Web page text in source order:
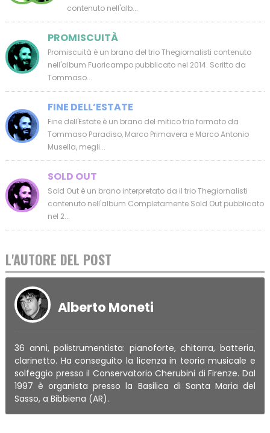
contenuto nell'alb...
PROMISCUITÀ
Promiscuità è un brano del trio Thegiornalisti contenuto
nell'album Fuoricampo pubblicato nel 2014. Scritto da
Tommaso...
FINE DELL’ESTATE
Fine dell'Estate è un brano del mitico trio formato da
Tommaso Paradiso, Marco Primavera e Marco Antonio
Musella, megli...
SOLD OUT
Sold Out è un brano interpretato da il trio Thegiornalisti
contenuto nell'album Completamente Sold Out pubblicato
nel 2...
L'AUTORE DEL POST
Alberto Moneti
36 anni, polistrumentista: pianoforte, chitarra, batteria,
clarinetto. Ha conseguito la licenza in teoria musicale e
solfeggio presso il Conservatorio Cherubini di Firenze. Dal
1997 è organista presso la Basilica di Santa Maria del
Sasso, a Bibbiena (AR).